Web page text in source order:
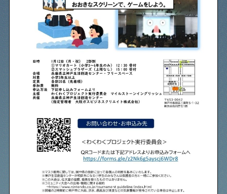
下町の店≒家
下町ならではの家みたいな店を紹介する記事です
ぶらり、下町
下町の特集記事です
下町の「あの人」が書く連載記事です
Shitamachi Chemistry
下町の「あの人」×「あの人」の科学反応を楽しむ企
画です